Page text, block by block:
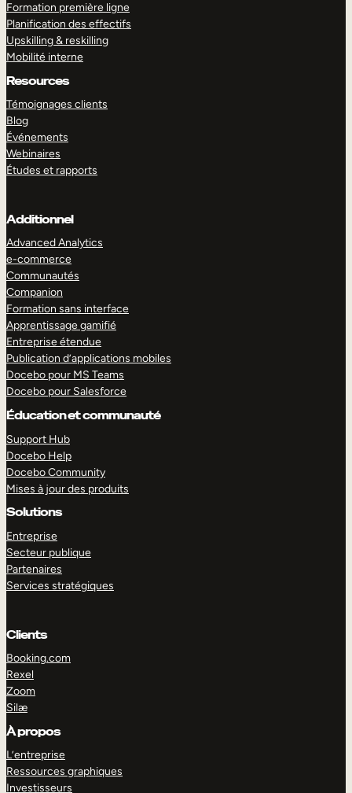
Formation première ligne
Planification des effectifs
Upskilling & reskilling
Mobilité interne
Resources
Témoignages clients
Blog
Événements
Webinaires
Études et rapports
Additionnel
Advanced Analytics
e-commerce
Communautés
Companion
Formation sans interface
Apprentissage gamifié
Entreprise étendue
Publication d’applications mobiles
Docebo pour MS Teams
Docebo pour Salesforce
Éducation et communauté
Support Hub
Docebo Help
Docebo Community
Mises à jour des produits
Solutions
Entreprise
Secteur publique
Partenaires
Services stratégiques
Clients
Booking.com
Rexel
Zoom
Silæ
À propos
L’entreprise
Ressources graphiques
Investisseurs